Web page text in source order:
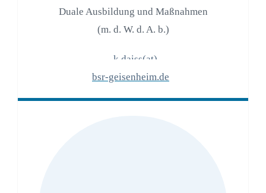
Duale Ausbildung und Maßnahmen
(m. d. W. d. A. b.)
k.daiss(at)
bsr-geisenheim.de